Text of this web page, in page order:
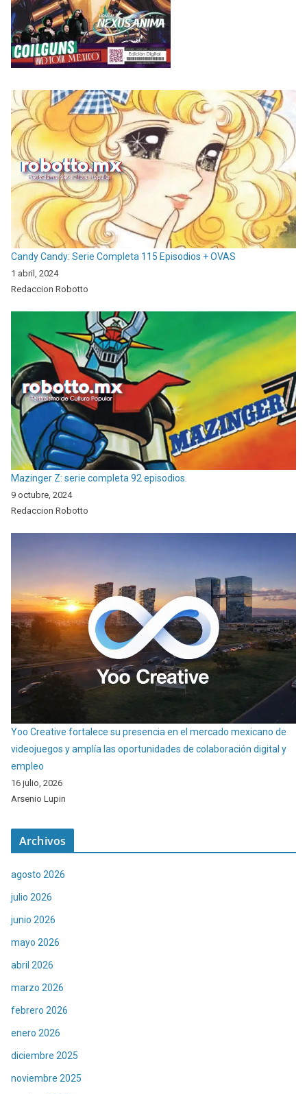
Candy Candy: Serie Completa 115 Episodios + OVAS
1 abril, 2024
Redaccion Robotto
Mazinger Z: serie completa 92 episodios.
9 octubre, 2024
Redaccion Robotto
Yoo Creative fortalece su presencia en el mercado mexicano de
videojuegos y amplía las oportunidades de colaboración digital y
empleo
16 julio, 2026
Arsenio Lupin
Archivos
agosto 2026
julio 2026
junio 2026
mayo 2026
abril 2026
marzo 2026
febrero 2026
enero 2026
diciembre 2025
noviembre 2025